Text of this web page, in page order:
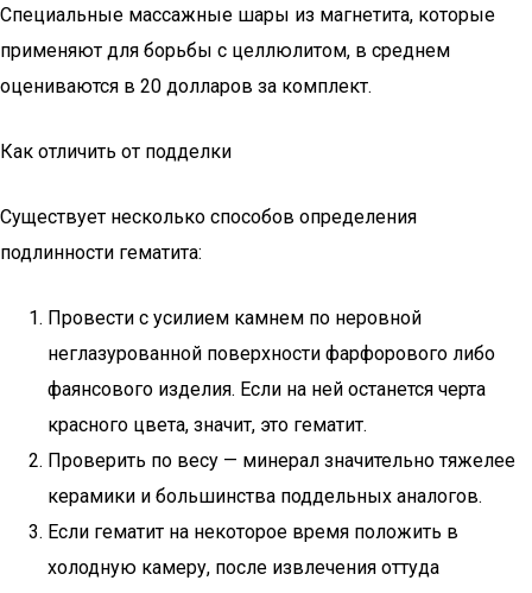
Специальные массажные шары из магнетита, которые
применяют для борьбы с целлюлитом, в среднем
оцениваются в 20 долларов за комплект.
Как отличить от подделки
Существует несколько способов определения
подлинности гематита:
Провести с усилием камнем по неровной
неглазурованной поверхности фарфорового либо
фаянсового изделия. Если на ней останется черта
красного цвета, значит, это гематит.
Проверить по весу — минерал значительно тяжелее
керамики и большинства поддельных аналогов.
Если гематит на некоторое время положить в
холодную камеру, после извлечения оттуда